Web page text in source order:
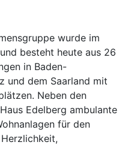
wurde im
besteht heute aus 26
in Baden-
und dem Saarland mit
Neben den
Edelberg ambulante
für den